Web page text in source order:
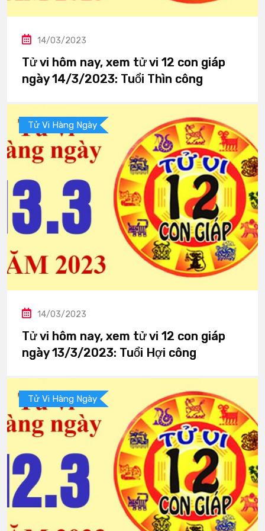
14/03/2023
Tử vi hôm nay, xem tử vi 12 con giáp
ngày 14/3/2023: Tuổi Thìn công
Tử Vi Hàng Ngày
14/03/2023
Tử vi hôm nay, xem tử vi 12 con giáp
ngày 13/3/2023: Tuổi Hợi công
Tử Vi Hàng Ngày